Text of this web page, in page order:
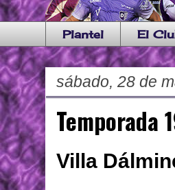
Plantel El
sábado, 28 de
Temporada
Villa